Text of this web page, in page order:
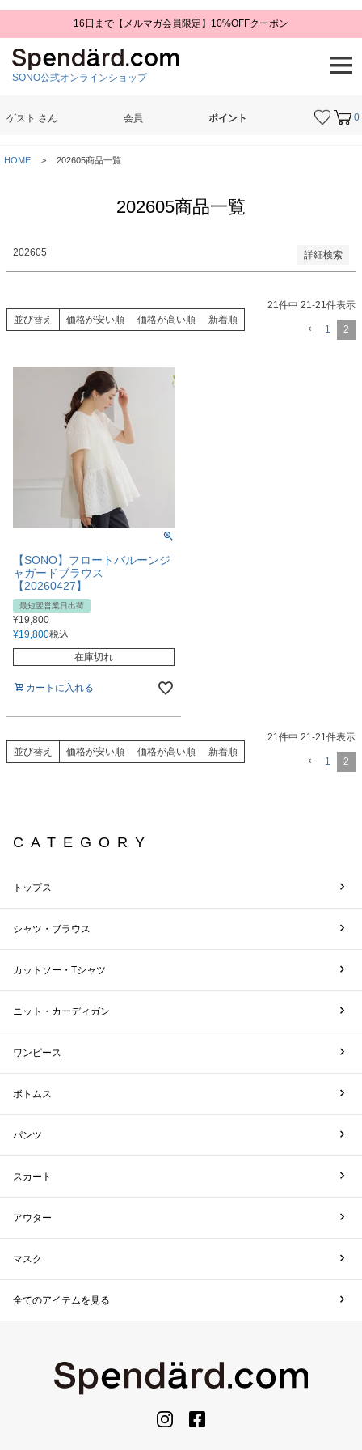
16日まで【メルマガ会員限定】10%OFFクーポン
SONO公式オンラインショップ
0
ゲスト さん 会員 ポイント
HOME 202605商品一覧
202605商品一覧
202605 詳細検索
予約商品のみを表示
並び順
優先度順
検索
並び替え 価格が安い順 価格が高い順 新着順
21件中 21-21件表示
1 2
【SONO】フロートバルーンジ
ャガードブラウス
【20260427】
最短翌営業日出荷
¥19,800
¥19,800税込
在庫切れ
カートに入れる
並び替え 価格が安い順 価格が高い順 新着順
21件中 21-21件表示
1 2
CATEGORY
トップス
シャツ・ブラウス
カットソー・Tシャツ
ニット・カーディガン
ワンピース
ボトムス
パンツ
スカート
アウター
マスク
全てのアイテムを見る